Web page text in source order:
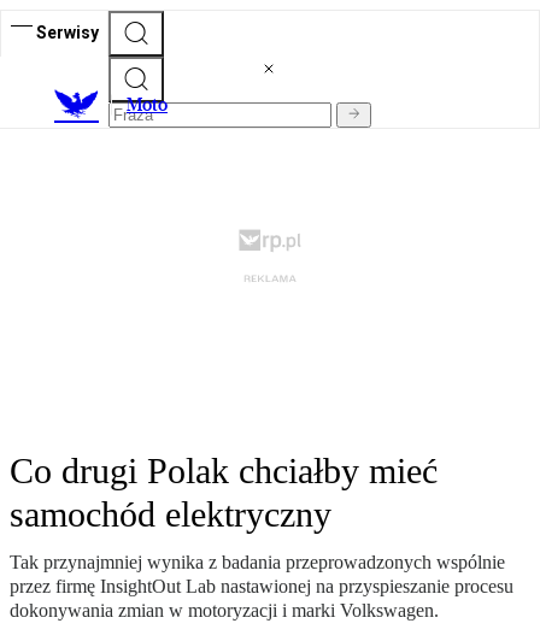
Serwisy
Moto
Co drugi Polak chciałby mieć
samochód elektryczny
Tak przynajmniej wynika z badania przeprowadzonych wspólnie
przez firmę InsightOut Lab nastawionej na przyspieszanie procesu
dokonywania zmian w motoryzacji i marki Volkswagen.